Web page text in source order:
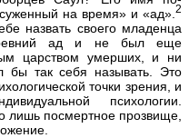
на время» и «ад». 2
назвать своего младенца
ад и не был еще
царством умерших, и ни
бы так себя называть. Это
точки зрения, и
психологии.
лишь посмертное прозвище,